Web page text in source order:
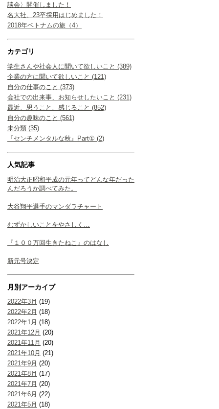
談会〉開催しました！
名大社、23卒採用はじめました！
2018年ベトナムの旅（4）
カテゴリ
学生さんや社会人に聞いて欲しいこと (389)
企業の方に聞いて欲しいこと (121)
自分の仕事のこと (373)
会社での出来事、お知らせしたいこと (231)
最近、思うこと、感じること (852)
自分の趣味のこと (561)
未分類 (35)
『センチメンタルな秋』Part① (2)
人気記事
明治大正昭和平成の元年ってどんな年だった
んだろうか調べてみた。
大谷翔平選手のマンダラチャート
むずかしいことをやさしく…
『１００万回生きたねこ』のはなし
新元号決定
月別アーカイブ
2022年3月 (19)
2022年2月 (18)
2022年1月 (18)
2021年12月 (20)
2021年11月 (20)
2021年10月 (21)
2021年9月 (20)
2021年8月 (17)
2021年7月 (20)
2021年6月 (22)
2021年5月 (18)